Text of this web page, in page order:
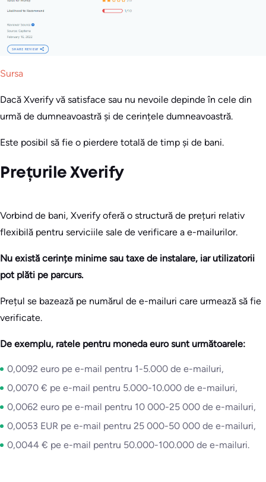
Sursa
Dacă Xverify vă satisface sau nu nevoile depinde în cele din
urmă de dumneavoastră și de cerințele dumneavoastră.
Este posibil să fie o pierdere totală de timp și de bani.
Prețurile Xverify
Vorbind de bani, Xverify oferă o structură de prețuri relativ
flexibilă pentru serviciile sale de verificare a e-mailurilor.
Nu există cerințe minime sau taxe de instalare, iar utilizatorii
pot plăti pe parcurs.
Prețul se bazează pe numărul de e-mailuri care urmează să fie
verificate.
De exemplu, ratele pentru moneda euro sunt următoarele:
0,0092 euro pe e-mail pentru 1-5.000 de e-mailuri,
0,0070 € pe e-mail pentru 5.000-10.000 de e-mailuri,
0,0062 euro pe e-mail pentru 10 000-25 000 de e-mailuri,
0,0053 EUR pe e-mail pentru 25 000-50 000 de e-mailuri,
0,0044 € pe e-mail pentru 50.000-100.000 de e-mailuri.